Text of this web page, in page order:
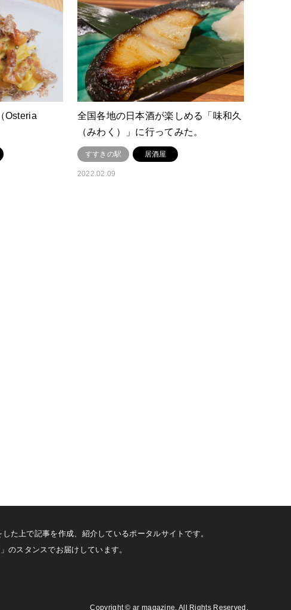
Osteria
全国各地の日本酒が楽しめる「味和久
（みわく）」に行ってみた。
すすきの駅 居酒屋
2022.02.09
た上で記事を作成、紹介しているポータルサイトです。
のスタンスでお届けしています。
Copyright©ar magazine. All Rights Reserved.